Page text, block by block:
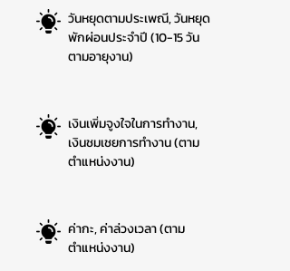
วันหยุดตามประเพณี, วันหยุด
พักผ่อนประจำปี (10-15 วัน
ตามอายุงาน)
เงินเพิ่มจูงใจในการทำงาน,
เงินชมเชยการทำงาน (ตาม
ตำแหน่งงาน)
ค่ากะ, ค่าล่วงเวลา (ตาม
ตำแหน่งงาน)